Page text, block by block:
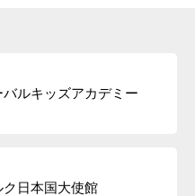
ルキッズアカデミー
日本国大使館